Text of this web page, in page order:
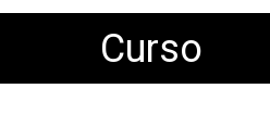
Curso